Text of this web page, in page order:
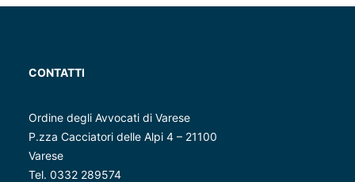
CONTATTI
Ordine degli Avvocati di Varese
P.zza Cacciatori delle Alpi 4 – 21100
Varese
Tel. 0332 289574